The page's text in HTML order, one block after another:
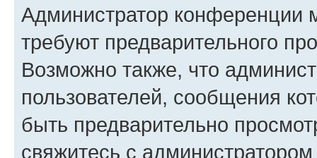
Администратор конференции
требуют предварительного
Возможно также, что
пользователей, сообщения
быть предварительно
свяжитесь с